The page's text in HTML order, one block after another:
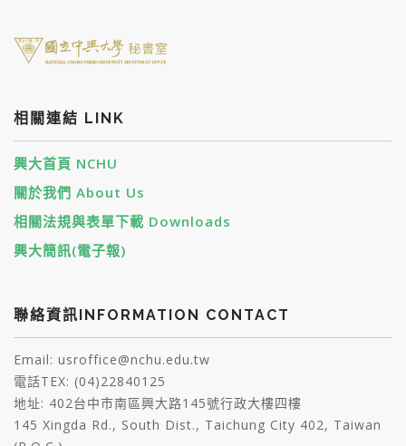
相關連結 LINK
興大首頁 NCHU
關於我們 About Us
相關法規與表單下載 Downloads
興大簡訊(電子報)
聯絡資訊INFORMATION CONTACT
Email: usroffice@nchu.edu.tw
電話TEX: (04)22840125
地址: 402台中市南區興大路145號行政大樓四樓
145 Xingda Rd., South Dist., Taichung City 402, Taiwan